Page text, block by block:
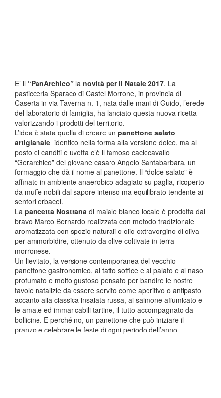
E’ il “PanArchico” la novità per il Natale 2017. La
pasticceria Sparaco di Castel Morrone, in provincia di
Caserta in via Taverna n. 1 , nata dalle mani di Guido, l’erede
del laboratorio di famiglia, ha lanciato questa nuova ricetta
valorizzando i prodotti del territorio.
L’idea è stata quella di creare un panettone salato
artigianale identico nella forma alla versione dolce, ma al
posto di canditi e uvetta c’è il famoso caciocavallo
“Gerarchico” del giovane casaro Angelo Santabarbara, un
formaggio che dà il nome al panettone. Il “dolce salato” è
affinato in ambiente anaerobico adagiato su paglia, ricoperto
da muffe nobili dal sapore intenso ma equilibrato tendente ai
sentori erbacei.
La pancetta Nostrana di maiale bianco locale è prodotta dal
bravo Marco Bernardo realizzata con metodo tradizionale
aromatizzata con spezie naturali e olio extravergine di oliva
per ammorbidire, ottenuto da olive coltivate in terra
morronese.
Un lievitato, la versione contemporanea del vecchio
panettone gastronomico, al tatto soffice e al palato e al naso
profumato e molto gustoso pensato per bandire le nostre
tavole natalizie da essere servito come aperitivo o antipasto
accanto alla classica insalata russa, al salmone affumicato e
le amate ed immancabili tartine, il tutto accompagnato da
bollicine. E perché no, un panettone che può iniziare il
pranzo e celebrare le feste di ogni periodo dell’anno.